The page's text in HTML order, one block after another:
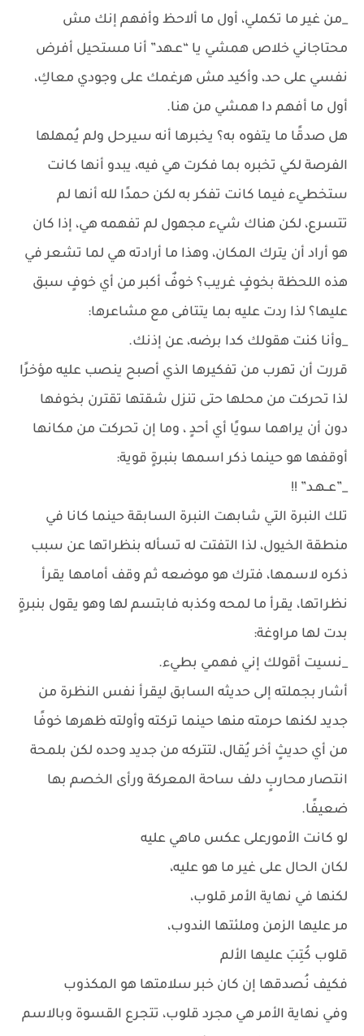
_من غير ما تكملي، أول ما ألاحظ وأفهم إنك مش
محتاجاني خلاص همشي يا “عـهد” أنا مستحيل أفرض
نفسي على حد، وأكيد مش هرغمك على وجودي معاكِ،
أول ما أفهم دا همشي من هنا.
هل صدقًا ما يتفوه به؟ يخبرها أنه سيرحل ولم يُمهلها
الفرصة لكي تخبره بما فكرت هي فيه، يبدو أنها كانت
ستخطيء فيما كانت تفكر به لكن حمدًا لله أنها لم
تتسرع، لكن هناك شيء مجهول لم تفهمه هي، إذا كان
هو أراد أن يترك المكان، وهذا ما أرادته هي لما تشعر في
هذه اللحظة بخوفٍ غريب؟ خوفٌ أكبر من أي خوفٍ سبق
عليها؟ لذا ردت عليه بما يتتافى مع مشاعرها:
_وأنا كنت هقولك كدا برضه، عن إذنك.
قررت أن تهرب من تفكيرها الذي أصبح ينصب عليه مؤخرًا
لذا تحركت من محلها حتى تنزل شقتها تقترن بخوفها
دون أن يراهما سويًا أي أحدٍ ، وما إن تحركت من مكانها
أوقفها هو حينما ذكر اسمها بنبرةٍ قوية:
_”عــهـد” !!
تلك النبرة التي شابهت النبرة السابقة حينما كانا في
منطقة الخيول، لذا التفتت له تسأله بنظراتها عن سبب
ذكره لاسمها، فترك هو موضعه ثم وقف أمامها يقرأ
نظراتها، يقرأ ما لمحه وكذبه فابتسم لها وهو يقول بنبرةٍ
بدت لها مراوغة:
_نسيت أقولك إني فهمي بطيء.
أشار بجملته إلى حديثه السابق ليقرأ نفس النظرة من
جديد لكنها حرمته منها حينما تركته وأولته ظهرها خوفًا
من أي حديثٍ أخر يُقال، لتتركه من جديد وحده لكن بلمحة
انتصار محاربٍ دلف ساحة المعركة ورأى الخصم بها
ضعيفًا.
لو كانت الأمورعلى عكس ماهي عليه
لكان الحال على غير ما هو عليه،
لكنها في نهاية الأمر قلوب،
مر عليها الزمن وملئتها الندوب،
قلوب كُتِبَ عليها الألم
فكيف نُصدقها إن كان خبر سلامتها هو المكذوب
وفي نهاية الأمر هي مجرد قلوب، تتجرع القسوة وبالاسم